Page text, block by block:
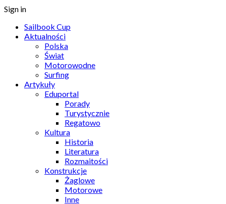
Sign in
Sailbook Cup
Aktualności
Polska
Świat
Motorowodne
Surfing
Artykuły
Eduportal
Porady
Turystycznie
Regatowo
Kultura
Historia
Literatura
Rozmaitości
Konstrukcje
Żaglowe
Motorowe
Inne